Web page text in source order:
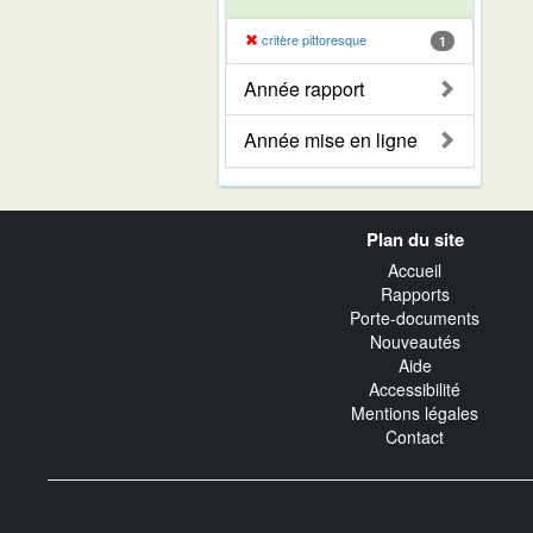
critère pittoresque 1
Année rapport
Année mise en ligne
Plan du site
Accueil
Rapports
Porte-documents
Nouveautés
Aide
Accessibilité
Mentions légales
Contact